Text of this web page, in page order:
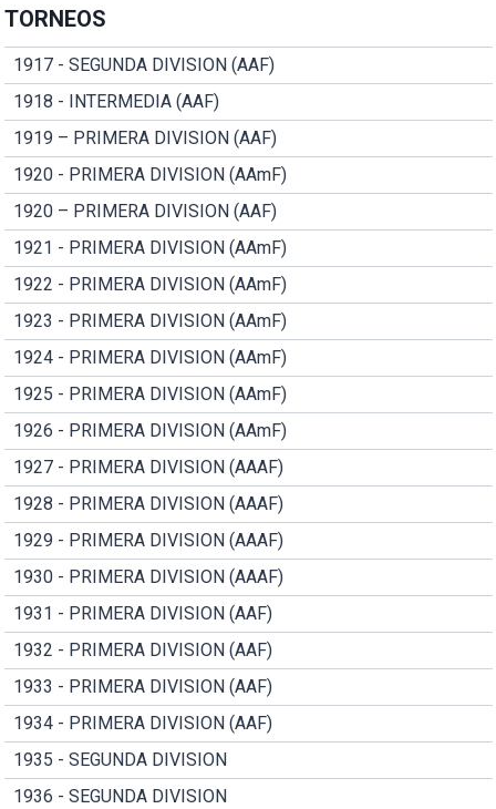
TORNEOS
1917 - SEGUNDA DIVISION (AAF)
1918 - INTERMEDIA (AAF)
1919 – PRIMERA DIVISION (AAF)
1920 - PRIMERA DIVISION (AAmF)
1920 – PRIMERA DIVISION (AAF)
1921 - PRIMERA DIVISION (AAmF)
1922 - PRIMERA DIVISION (AAmF)
1923 - PRIMERA DIVISION (AAmF)
1924 - PRIMERA DIVISION (AAmF)
1925 - PRIMERA DIVISION (AAmF)
1926 - PRIMERA DIVISION (AAmF)
1927 - PRIMERA DIVISION (AAAF)
1928 - PRIMERA DIVISION (AAAF)
1929 - PRIMERA DIVISION (AAAF)
1930 - PRIMERA DIVISION (AAAF)
1931 - PRIMERA DIVISION (AAF)
1932 - PRIMERA DIVISION (AAF)
1933 - PRIMERA DIVISION (AAF)
1934 - PRIMERA DIVISION (AAF)
1935 - SEGUNDA DIVISION
1936 - SEGUNDA DIVISION